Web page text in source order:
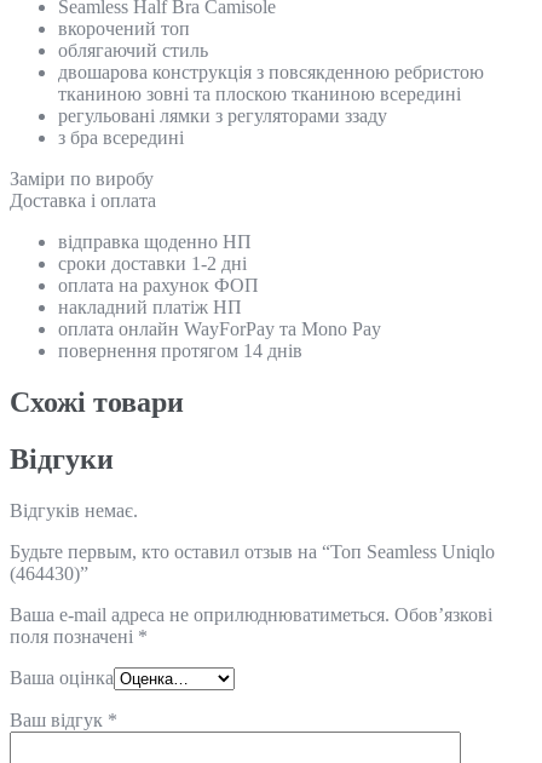
Seamless Half Bra Camisole
вкорочений топ
облягаючий стиль
двошарова конструкція з повсякденною ребристою
тканиною зовні та плоскою тканиною всередині
регульовані лямки з регуляторами ззаду
з бра всередині
Замiри по виробу
Доставка і оплата
відправка щоденно НП
сроки доставки 1-2 дні
оплата на рахунок ФОП
накладний платіж НП
оплата онлайн WayForPay та Mono Pay
повернення протягом 14 днів
Схожi товари
Відгуки
Відгуків немає.
Будьте первым, кто оставил отзыв на “Топ Seamless Uniqlo
(464430)”
Ваша e-mail адреса не оприлюднюватиметься. Обов’язкові
поля позначені *
Ваша оцінка
Ваш відгук *